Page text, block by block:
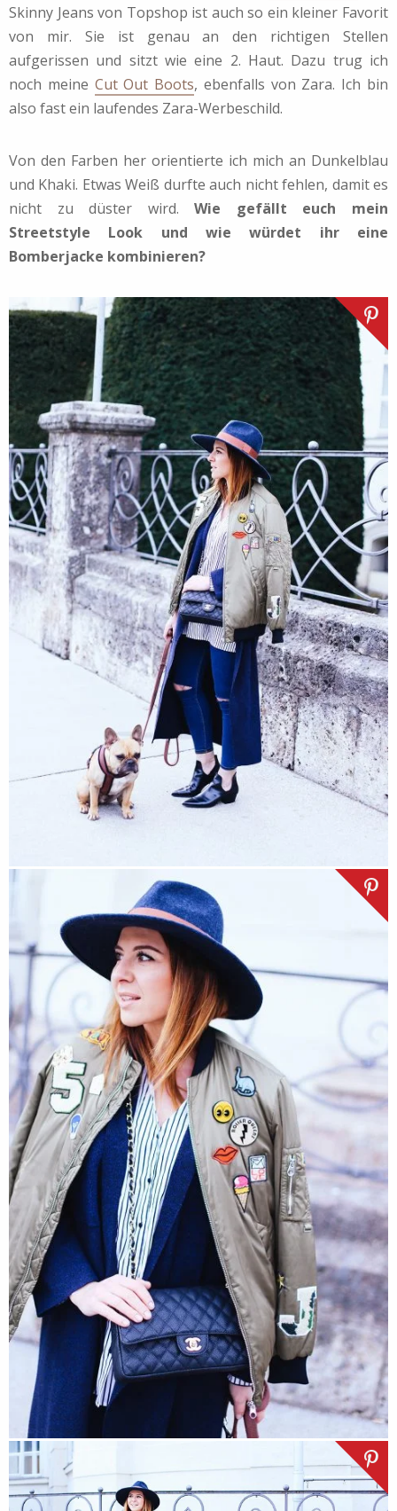
Skinny Jeans von Topshop ist auch so ein kleiner Favorit
von mir. Sie ist genau an den richtigen Stellen
aufgerissen und sitzt wie eine 2. Haut. Dazu trug ich
noch meine Cut Out Boots, ebenfalls von Zara. Ich bin
also fast ein laufendes Zara-Werbeschild.
Von den Farben her orientierte ich mich an Dunkelblau
und Khaki. Etwas Weiß durfte auch nicht fehlen, damit es
nicht zu düster wird.Wie gefällt euch mein
Streetstyle Look und wie würdet ihr eine
Bomberjacke kombinieren?